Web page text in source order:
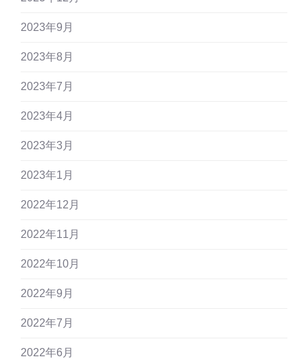
2023年9月
2023年8月
2023年7月
2023年4月
2023年3月
2023年1月
2022年12月
2022年11月
2022年10月
2022年9月
2022年7月
2022年6月